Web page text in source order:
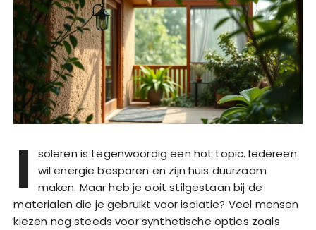
I
soleren is tegenwoordig een hot topic. Iedereen
wil energie besparen en zijn huis duurzaam
maken. Maar heb je ooit stilgestaan bij de
materialen die je gebruikt voor isolatie? Veel mensen
kiezen nog steeds voor synthetische opties zoals